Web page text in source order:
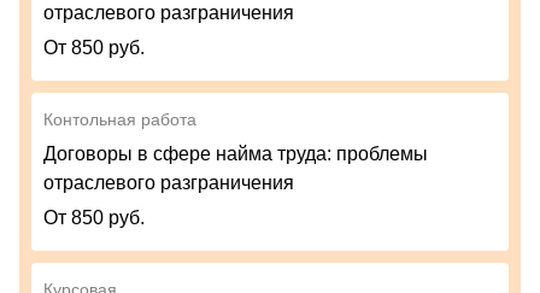
отраслевого разграничения
От 850 руб.
Контольная работа
Договоры в сфере найма труда: проблемы
отраслевого разграничения
От 850 руб.
Курсовая